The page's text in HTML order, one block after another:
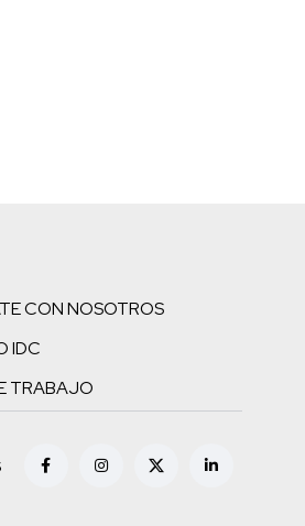
CON NOSOTROS
IDC
TRABAJO